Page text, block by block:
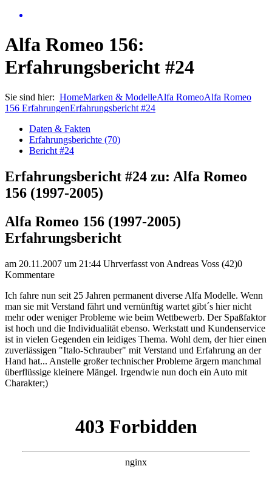
Alfa Romeo 156:
Erfahrungsbericht #24
Sie sind hier: HomeMarken & ModelleAlfa RomeoAlfa Romeo
156 ErfahrungenErfahrungsbericht #24
Daten & Fakten
Erfahrungsberichte (70)
Bericht #24
Erfahrungsbericht #24 zu: Alfa Romeo
156 (1997-2005)
Alfa Romeo 156 (1997-2005)
Erfahrungsbericht
am 20.11.2007 um 21:44 Uhrverfasst von Andreas Voss (42)0
Kommentare
Ich fahre nun seit 25 Jahren permanent diverse Alfa Modelle. Wenn
man sie mit Verstand fährt und vernünftig wartet gibt´s hier nicht
mehr oder weniger Probleme wie beim Wettbewerb. Der Spaßfaktor
ist hoch und die Individualität ebenso. Werkstatt und Kundenservice
ist in vielen Gegenden ein leidiges Thema. Wohl dem, der hier einen
zuverlässigen "Italo-Schrauber" mit Verstand und Erfahrung an der
Hand hat... Anstelle großer technischer Probleme ärgern manchmal
überflüssige kleinere Mängel. Irgendwie nun doch ein Auto mit
Charakter;)